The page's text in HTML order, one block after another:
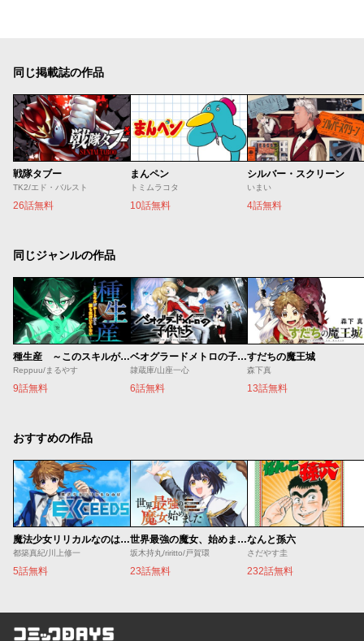
同じ掲載誌の作品
戦隊タブー
TK2/エド・バルスト
26話無料
まんペン
トミムラコタ
10話無料
シルバー・スクリーン
いまい
4話無料
同じジャンルの作品
種生産 ～このスキルがチートだとまだ誰も気付いていない～
Reppuu/まるやす
9話無料
ベオグラードメトロの子供たち
隷蔵庫/山座一心
6話無料
すだちの魔王城
森下真
13話無料
おすすめの作品
魔法少女リリカルなのは EXCEEDS
都築真紀/川上修一
5話無料
世界最強の魔女、始めました ～私だけ『攻略サイト』を見れる世界で自由に生きます～
坂木持丸/riritto/戸賀環
23話無料
なんと孫六
さだやす圭
232話無料